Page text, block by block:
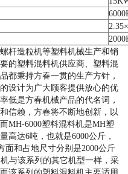
杆造粒机等塑料机械生产和销
的塑料混料机供应商、塑料混
都秉持方春一贯的生产方针，
设计为广大顾客提供放心的优
低是方春机械产品的代名词，
信赖，方春将不断地创新，以
MH-6000塑料混料机是MH塑
高达6吨，也就是6000公斤，
面和占地尺寸分别是2000公斤
与该系列的其它机型一样，采